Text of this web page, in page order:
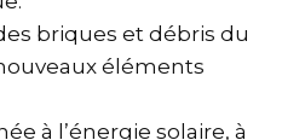
briques et débris du
éléments
à l’énergie solaire, à